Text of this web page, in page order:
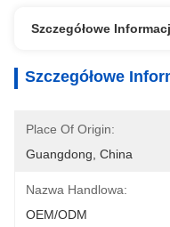
Szczegółowe
Szczegółowe
Place Of Origin:
Guangdong, China
Nazwa Handlowa:
OEM/ODM